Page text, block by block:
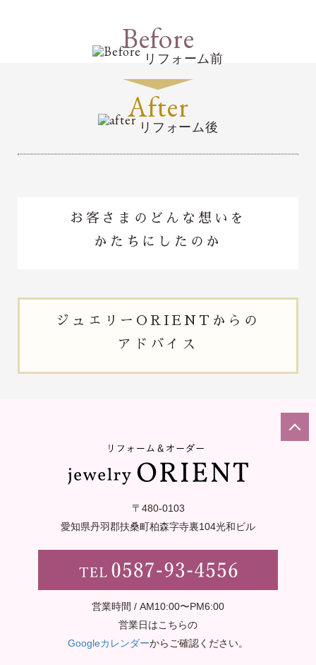
Before
リフォーム前
After
リフォーム後
お客さまのどんな想いを
かたちにしたのか
ジュエリー ORIENTからの
アドバイス
〒480-0103
愛知県丹羽郡扶桑町柏森字寺裏104光和ビル
営業時間 / AM10:00〜PM6:00
営業日はこちらの
Googleカレンダーからご確認ください。